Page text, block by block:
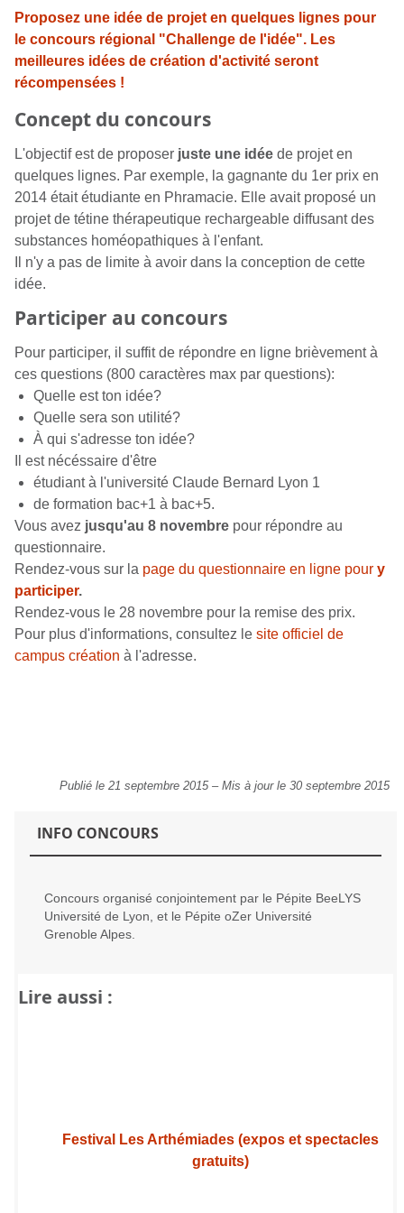
Proposez une idée de projet en quelques lignes pour
le concours régional "Challenge de l'idée". Les
meilleures idées de création d'activité seront
récompensées !
Concept du concours
L'objectif est de proposer juste une idée de projet en
quelques lignes. Par exemple, la gagnante du 1er prix en
2014 était étudiante en Phramacie. Elle avait proposé un
projet de tétine thérapeutique rechargeable diffusant des
substances homéopathiques à l'enfant.
Il n'y a pas de limite à avoir dans la conception de cette
idée.
Participer au concours
Pour participer, il suffit de répondre en ligne brièvement à
ces questions (800 caractères max par questions):
Quelle est ton idée?
Quelle sera son utilité?
À qui s'adresse ton idée?
Il est nécéssaire d'être
étudiant à l'université Claude Bernard Lyon 1
de formation bac+1 à bac+5.
Vous avez jusqu'au 8 novembre pour répondre au
questionnaire.
Rendez-vous sur la page du questionnaire en ligne pour y
participer.
Rendez-vous le 28 novembre pour la remise des prix.
Pour plus d'informations, consultez le site officiel de
campus création à l'adresse.
Publié le 21 septembre 2015 – Mis à jour le 30 septembre 2015
INFO CONCOURS
Concours organisé conjointement par le Pépite BeeLYS
Université de Lyon, et le Pépite oZer Université
Grenoble Alpes.
Lire aussi :
Festival Les Arthémiades (expos et spectacles
gratuits)